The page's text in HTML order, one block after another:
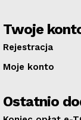
Twoje
Rejestracja
Moje konto
Ostatnio